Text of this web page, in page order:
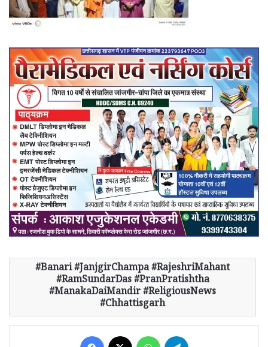
Banari #JanjgirChampa #RajeshriMahant
#RamSundarDas #PranPratishtha
#ManakaDaiMandir #ReligiousNews
#Chhattisgarh
Facebook WhatsApp